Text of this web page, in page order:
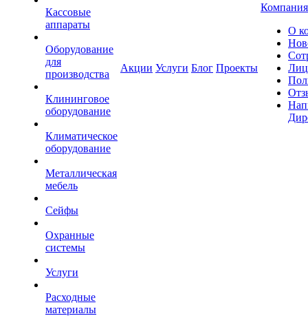
Кассовые
аппараты
Оборудование
для
производства
Клининговое
оборудование
Климатическое
оборудование
Металлическая
мебель
Сейфы
Охранные
системы
Услуги
Расходные
материалы
Акции Услуги Блог Проекты
Компания
О